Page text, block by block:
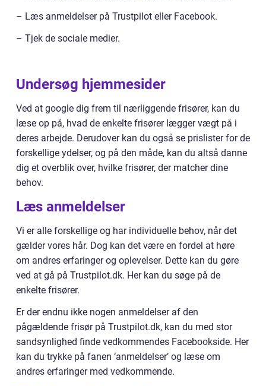
– Læs anmeldelser på Trustpilot eller Facebook.
– Tjek de sociale medier.
Undersøg hjemmesider
Ved at google dig frem til nærliggende frisører, kan du
læse op på, hvad de enkelte frisører lægger vægt på i
deres arbejde. Derudover kan du også se prislister for de
forskellige ydelser, og på den måde, kan du altså danne
dig et overblik over, hvilke frisører, der matcher dine
behov.
Læs anmeldelser
Vi er alle forskellige og har individuelle behov, når det
gælder vores hår. Dog kan det være en fordel at høre
om andres erfaringer og oplevelser. Dette kan du gøre
ved at gå på Trustpilot.dk. Her kan du søge på de
enkelte frisører.
Er der endnu ikke nogen anmeldelser af den
pågældende frisør på Trustpilot.dk, kan du med stor
sandsynlighed finde vedkommendes Facebookside. Her
kan du trykke på fanen ‘anmeldelser’ og læse om
andres erfaringer med vedkommende.